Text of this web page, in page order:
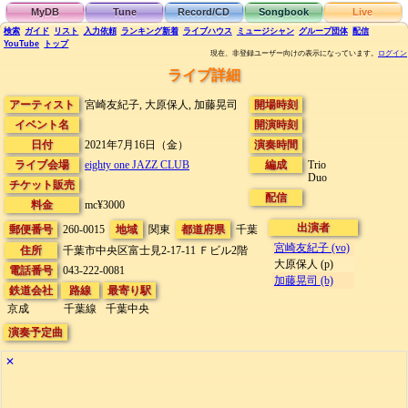
MyDB Tune Record/CD Songbook Live
検索 ガイド リスト 入力依頼 ランキング新着 ライブハウス ミュージシャン グループ団体 配信
YouTube
トップ
現在、非登録ユーザー向けの表示になっています。 ログイン
ライブ詳細
アーティスト
宮崎友紀子, 大原保人, 加藤晃司
イベント名
日付
2021年7月16日（金）
ライブ会場
eighty one JAZZ CLUB
チケット販売
料金
mc¥3000
開場時刻
開演時刻
演奏時間
編成
Trio
Duo
配信
郵便番号 260-0015 地域 関東 都道府県
千葉
住所
千葉市中央区富士見2-17-11 Ｆビル2階
電話番号
043-222-0081
鉄道会社
京成
路線
千葉線
最寄り駅
千葉中央
出演者
宮崎友紀子 (vo)
大原保人 (p)
加藤晃司 (b)
演奏予定曲
✕